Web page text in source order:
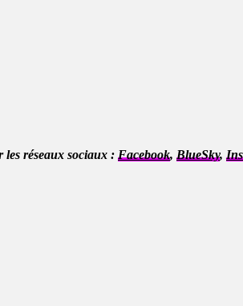
les réseaux sociaux : Facebook, BlueSky,